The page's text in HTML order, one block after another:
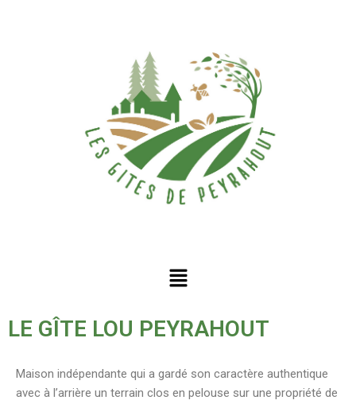
LE GÎTE LOU PEYRAHOUT
Maison indépendante qui a gardé son caractère authentique
avec à l’arrière un terrain clos en pelouse sur une propriété de